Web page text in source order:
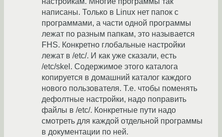
написаны. Только в Linux нет папок с
программами, а части одной программы
лежат по разным папкам, это называется
FHS. Конкретно глобальные настройки
лежат в /etc/. И как уже сказали, есть
/etc/skel. Содержимое этого каталога
копируется в домашний каталог каждого
нового пользователя. Т.е. чтобы поменять
дефолтные настройки, надо поправить
файлы в /etc/. Конкретные пути надо
смотреть для каждой отдельной программы
в документации по ней.